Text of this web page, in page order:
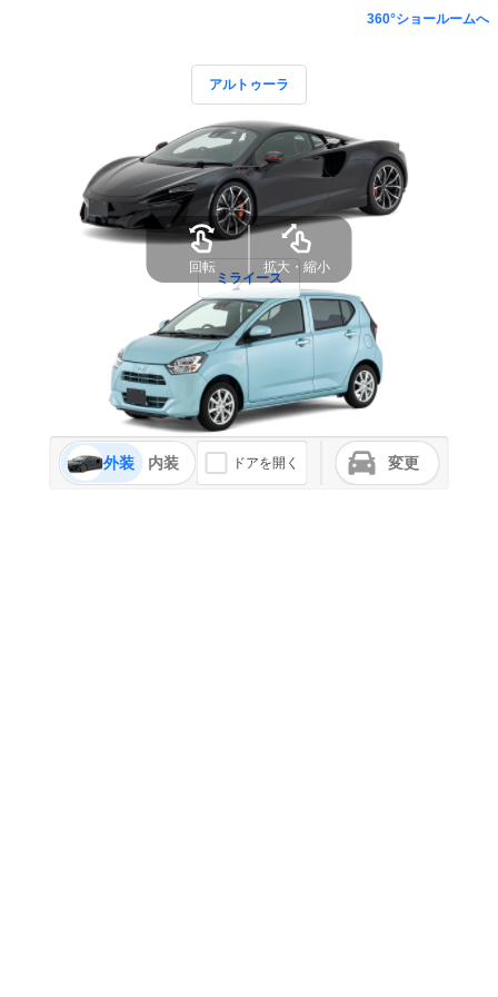
360°ショールームへ
アルトゥーラ
ミライース
外装 内装 ドアを開く 変更